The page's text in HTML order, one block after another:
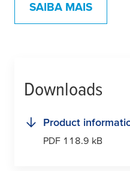
SAIBA MAIS
Downloads
Product
PDF 118.9 kB